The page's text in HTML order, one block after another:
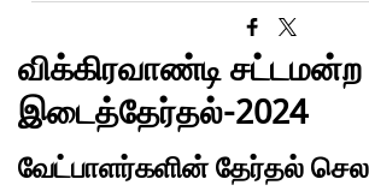
விக்கிரவாண்டி சட்டமன்ற
இடைத்தேர்தல்-2024
வேட்பாளர்களின் தேர்தல்